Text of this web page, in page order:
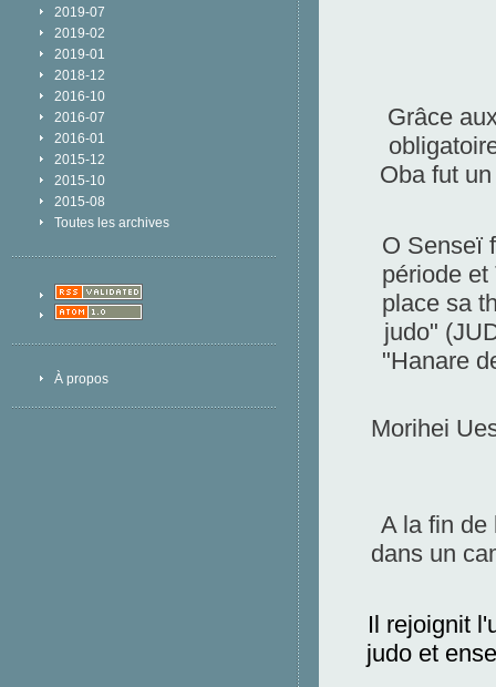
2019-07
2019-02
2019-01
2018-12
2016-10
2016-07
2016-01
2015-12
2015-10
2015-08
Toutes les archives
À propos
Grâce
Oba fut
O Senseï
période
place sa
judo"
"Hanare
Morihei
A la fin de
dans un
Il rejoignit
judo et